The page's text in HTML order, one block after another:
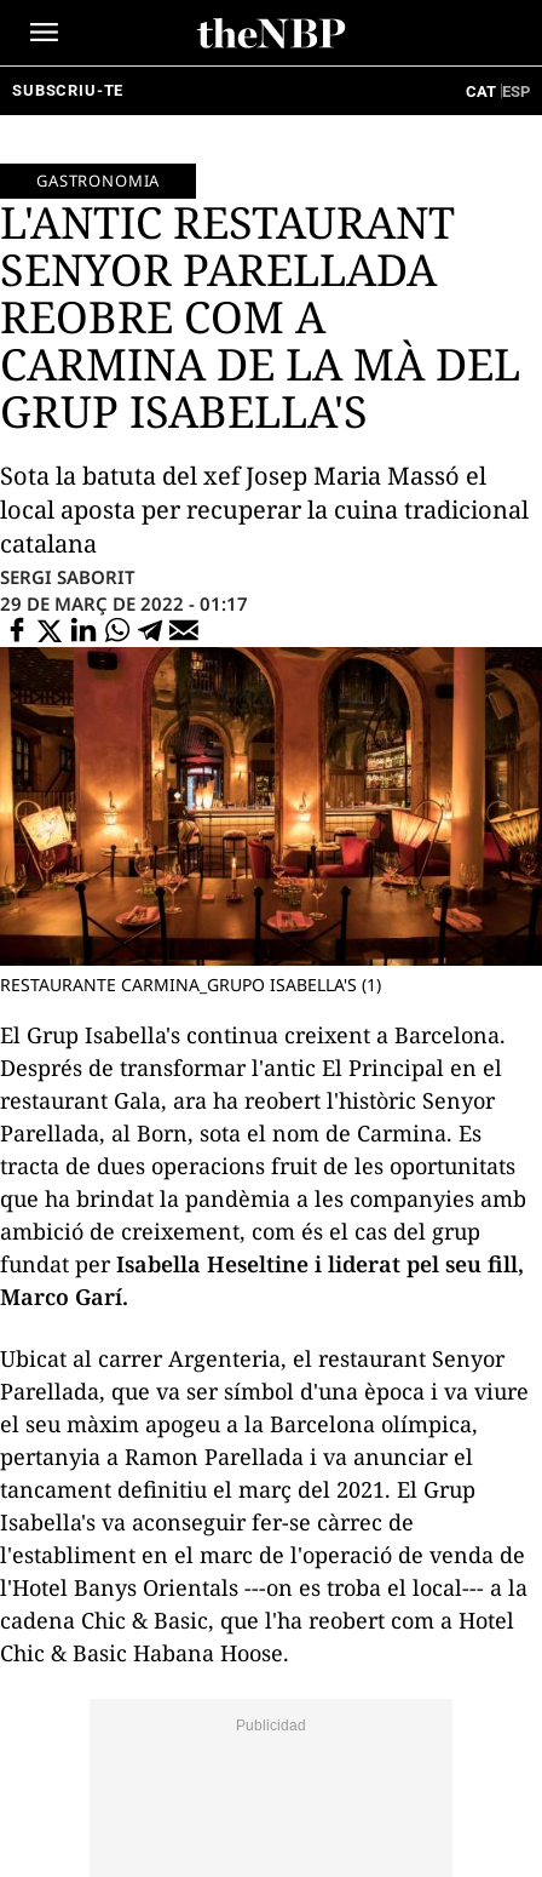
SUBSCRIU-TE CAT ESP
GASTRONOMIA
L'ANTIC RESTAURANT
SENYOR PARELLADA
REOBRE COM A
CARMINA DE LA MÀ DEL
GRUP ISABELLA'S
Sota la batuta del xef Josep Maria Massó el
local aposta per recuperar la cuina tradicional
catalana
SERGI SABORIT
29 DE MARÇ DE 2022 - 01:17
RESTAURANTE CARMINA_GRUPO ISABELLA'S (1)
El Grup Isabella's continua creixent a Barcelona.
Després de transformar l'antic El Principal en el
restaurant Gala, ara ha reobert l'històric Senyor
Parellada, al Born, sota el nom de Carmina. Es
tracta de dues operacions fruit de les oportunitats
que ha brindat la pandèmia a les companyies amb
ambició de creixement, com és el cas del grup
fundat perIsabella Heseltine i liderat pel seu fill,
Marco Garí.
Ubicat al carrer Argenteria, el restaurant Senyor
Parellada, que va ser símbol d'una època i va viure
el seu màxim apogeu a la Barcelona olímpica,
pertanyia a Ramon Parellada i va anunciar el
tancament definitiu el març del 2021. El Grup
Isabella's va aconseguir fer-se càrrec de
l'establiment en el marc de l'operació de venda de
l'Hotel Banys Orientals ---on es troba el local--- a la
cadena Chic & Basic, que l'ha reobert com a Hotel
Chic & Basic Habana Hoose.